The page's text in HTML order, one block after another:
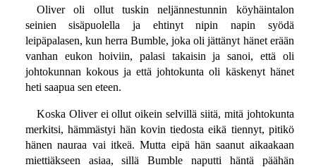
Oliver oli ollut tuskin neljännestunnin köyhäintalon
seinien sisäpuolella ja ehtinyt nipin napin syödä
leipäpalasen, kun herra Bumble, joka oli jättänyt hänet erään
vanhan eukon hoiviin, palasi takaisin ja sanoi, että oli
johtokunnan kokous ja että johtokunta oli käskenyt hänet
heti saapua sen eteen.
Koska Oliver ei ollut oikein selvillä siitä, mitä johtokunta
merkitsi, hämmästyi hän kovin tiedosta eikä tiennyt, pitikö
hänen nauraa vai itkeä. Mutta eipä hän saanut aikaakaan
miettiäkseen asiaa, sillä Bumble naputti häntä päähän